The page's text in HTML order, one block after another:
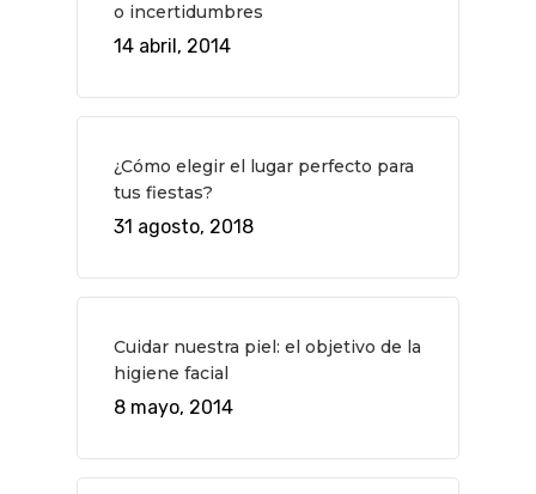
o incertidumbres
14 abril, 2014
¿Cómo elegir el lugar perfecto para
tus fiestas?
31 agosto, 2018
Cuidar nuestra piel: el objetivo de la
higiene facial
8 mayo, 2014